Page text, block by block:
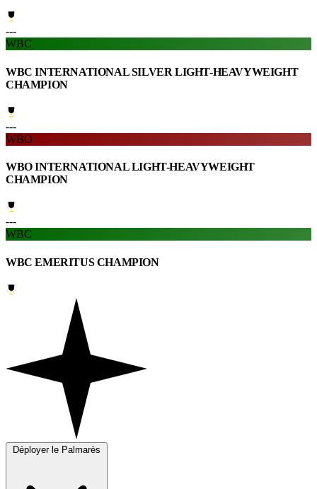
---
WBC
WBC INTERNATIONAL SILVER LIGHT-HEAVYWEIGHT
CHAMPION
---
WBO
WBO INTERNATIONAL LIGHT-HEAVYWEIGHT
CHAMPION
---
WBC
WBC EMERITUS CHAMPION
Déployer le Palmarès